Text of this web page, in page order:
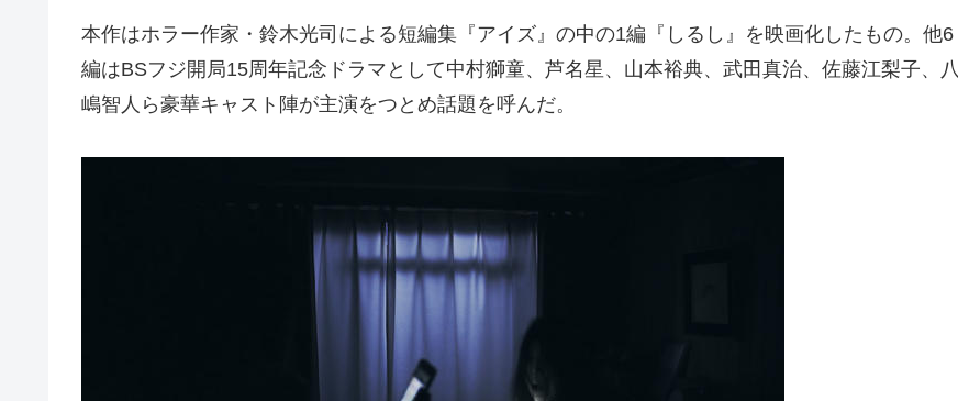
本作はホラー作家・鈴木光司による短編集『アイズ』の中の1編『しるし』を映画化したもの。他6
編はBSフジ開局15周年記念ドラマとして中村獅童、芦名星、山本裕典、武田真治、佐藤江梨子、八
嶋智人ら豪華キャスト陣が主演をつとめ話題を呼んだ。